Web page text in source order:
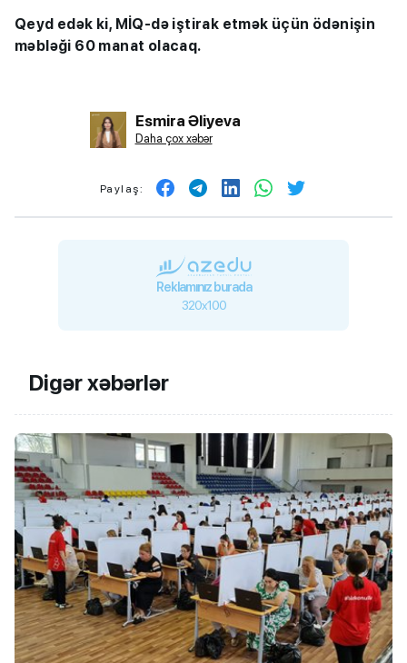
Qeyd edək ki, MİQ-də iştirak etmək üçün ödənişin
məbləği 60 manat olacaq.
Esmira Əliyeva
Daha çox xəbər
Paylaş:
Reklamınız burada
320x100
Digər xəbərlər